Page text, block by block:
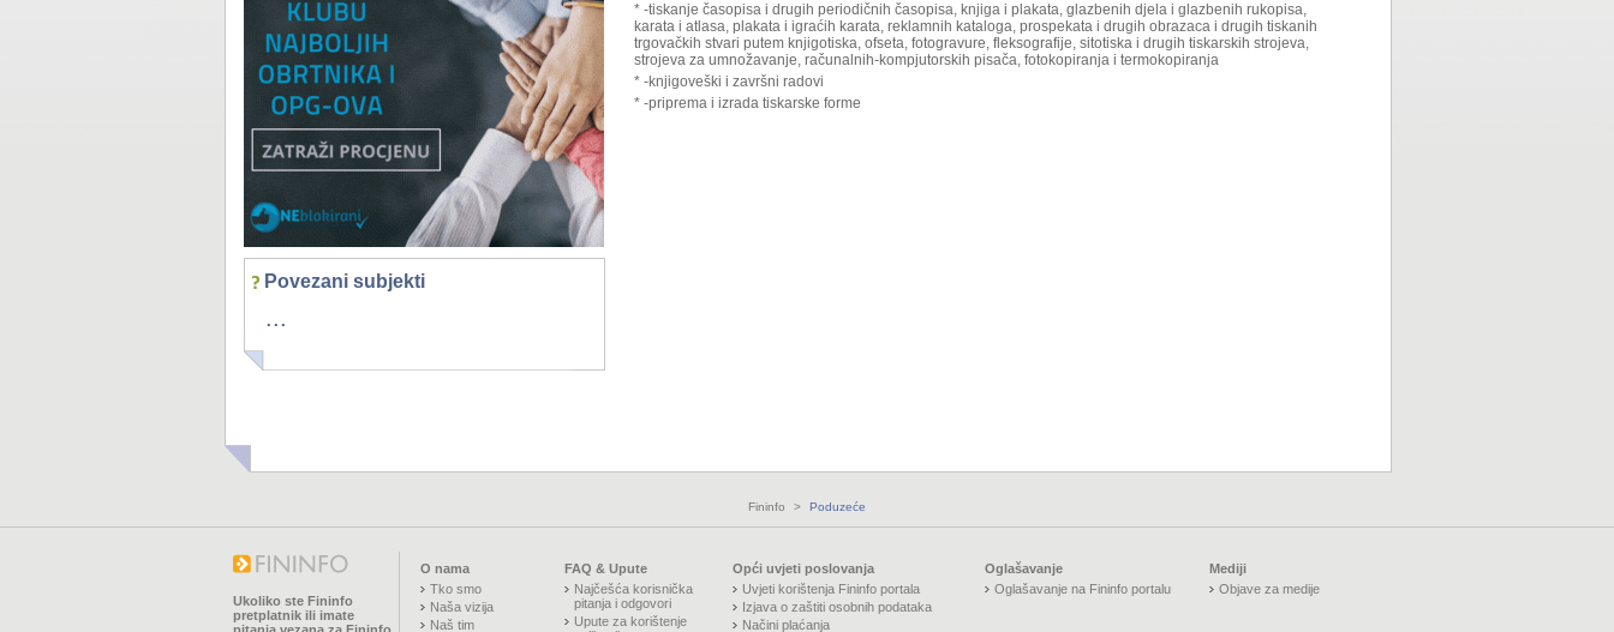
Povezani subjekti
...
* -tiskanje časopisa i drugih periodičnih časopisa, knjiga i plakata, glazbenih djela i glazbenih rukopisa,
karata i atlasa, plakata i igraćih karata, reklamnih kataloga, prospekata i drugih obrazaca i drugih tiskanih
trgovačkih stvari putem knjigotiska, ofseta, fotogravure, fleksografije, sitotiska i drugih tiskarskih strojeva,
strojeva za umnožavanje, računalnih-kompjutorskih pisača, fotokopiranja i termokopiranja
* -knjigoveški i završni radovi
* -priprema i izrada tiskarske forme
Fininfo > Poduzeće
Ukoliko ste Fininfo
pretplatnik ili imate
O nama
Tko smo
Naša vizija
Naš tim
FAQ & Upute
Najčešća korisnička
pitanja i odgovori
Upute za korištenje
Opći uvjeti poslovanja
Uvjeti korištenja Fininfo portala
Izjava o zaštiti osobnih podataka
Načini plaćanja
Oglašavanje
Oglašavanje na Fininfo portalu
Mediji
Objave za medije